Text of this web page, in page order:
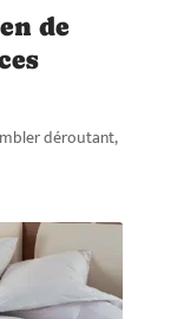
de
déroutant,